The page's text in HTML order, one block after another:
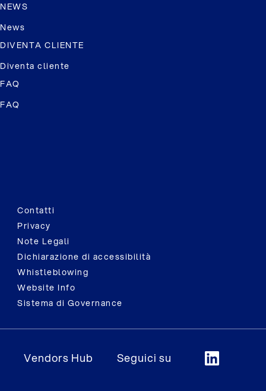
NEWS
News
DIVENTA CLIENTE
Diventa cliente
FAQ
FAQ
Contatti
Privacy
Note Legali
Dichiarazione di accessibilità
Whistleblowing
Website Info
Sistema di Governance
Vendors Hub Seguici su